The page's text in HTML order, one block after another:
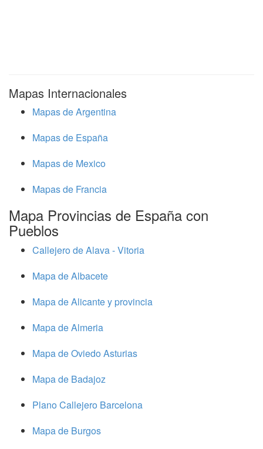
Mapas Internacionales
Mapas de Argentina
Mapas de España
Mapas de Mexico
Mapas de Francia
Mapa Provincias de España con
Pueblos
Callejero de Alava - Vitoria
Mapa de Albacete
Mapa de Alicante y provincia
Mapa de Almeria
Mapa de Oviedo Asturias
Mapa de Badajoz
Plano Callejero Barcelona
Mapa de Burgos